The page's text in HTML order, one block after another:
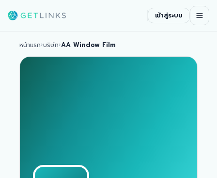
เข้าสู่ระบบ
หน้าแรก›บริษัท›AA Window Film